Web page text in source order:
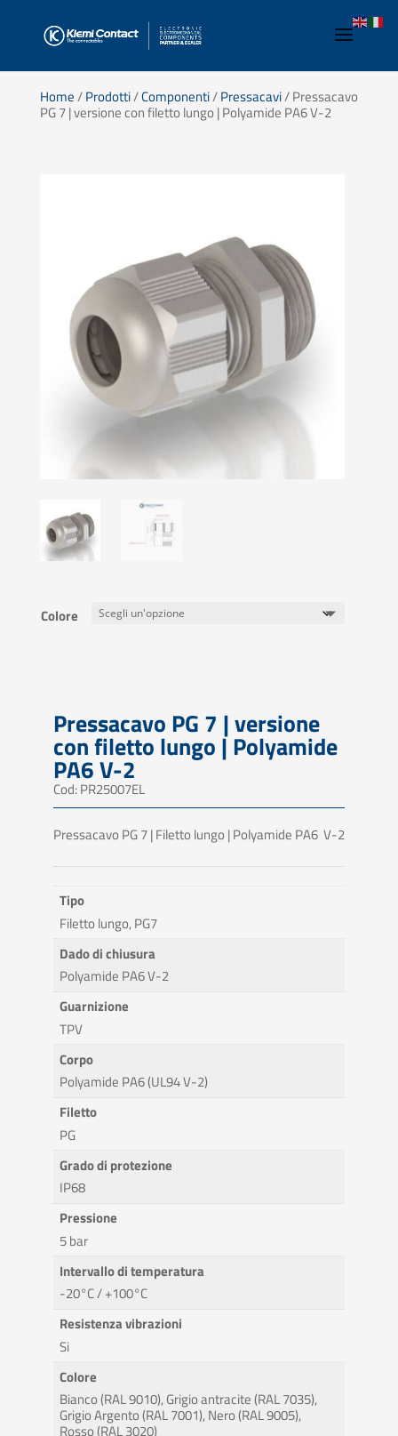
Home/Prodotti/Componenti/Pressacavi/ Pressacavo
PG 7 | versione con filetto lungo | Polyamide PA6 V-2
Colore
Pressacavo PG 7 | versione
con filetto lungo | Polyamide
PA6 V-2
Cod: PR25007EL
Pressacavo PG 7 | Filetto lungo | Polyamide PA6 V-2
Tipo
Filetto lungo, PG7
Dado di chiusura
Polyamide PA6 V-2
Guarnizione
TPV
Corpo
Polyamide PA6 (UL94 V-2)
Filetto
PG
Grado di protezione
IP68
Pressione
5 bar
Intervallo di temperatura
-20°C / +100°C
Resistenza vibrazioni
Si
Colore
Bianco (RAL 9010), Grigio antracite (RAL 7035),
Grigio Argento (RAL 7001), Nero (RAL 9005),
Rosso (RAL 3020)